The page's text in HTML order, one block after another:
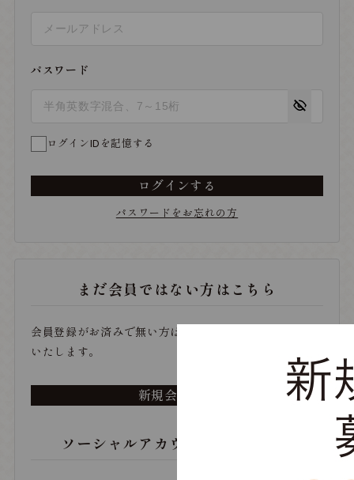
パスワード
ログインIDを記憶する
ログインする
パスワードをお忘れの方
まだ会員ではない方はこちら
会員登録がお済みで無い方は、こちらから登録をお願い
いたします。
新規会員登録
ソーシャルアカウントでログイン